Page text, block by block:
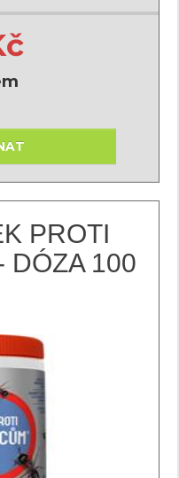
PROTI
DÓZA 100